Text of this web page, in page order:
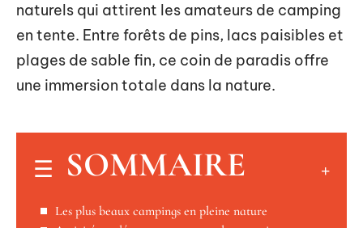
naturels qui attirent les amateurs de camping
en tente. Entre forêts de pins, lacs paisibles et
plages de sable fin, ce coin de paradis offre
une immersion totale dans la nature.
SOMMAIRE
Les plus beaux campings en pleine nature